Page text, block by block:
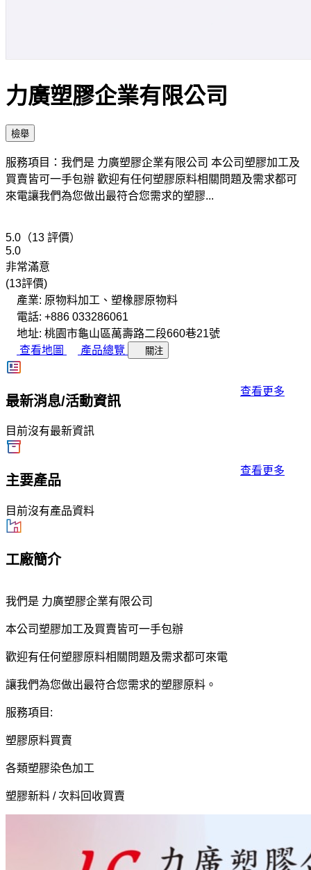
力廣塑膠企業有限公司
檢舉
服務項目：我們是 力廣塑膠企業有限公司 本公司塑膠加工及
買賣皆可一手包辦 歡迎有任何塑膠原料相關問題及需求都可
來電讓我們為您做出最符合您需求的塑膠...
5.0（13 評價）
5.0
非常滿意
(13評價)
產業: 原物料加工、塑橡膠原物料
電話: +886 033286061
地址: 桃園市龜山區萬壽路二段660巷21號
查看地圖
產品總覽 關注
最新消息/活動資訊
查看更多
目前沒有最新資訊
主要產品
查看更多
目前沒有產品資料
工廠簡介
我們是 力廣塑膠企業有限公司
本公司塑膠加工及買賣皆可一手包辦
歡迎有任何塑膠原料相關問題及需求都可來電
讓我們為您做出最符合您需求的塑膠原料。
服務項目:
塑膠原料買賣
各類塑膠染色加工
塑膠新料 / 次料回收買賣